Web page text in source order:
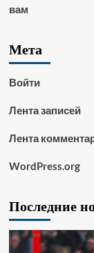
вам
Мета
Войти
Лента записей
Лента
WordPress.org
Последние